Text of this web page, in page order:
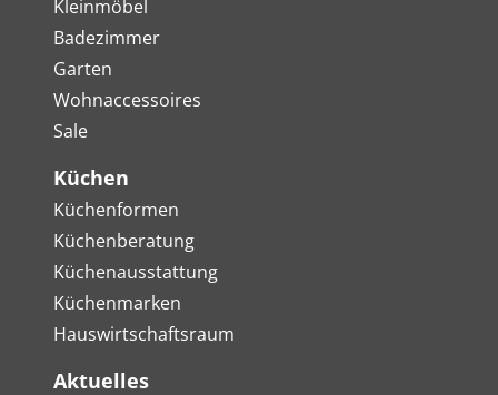
Kleinmöbel
Badezimmer
Garten
Wohnaccessoires
Sale
Küchen
Küchenformen
Küchenberatung
Küchenausstattung
Küchenmarken
Hauswirtschaftsraum
Aktuelles